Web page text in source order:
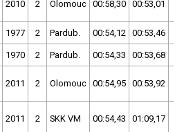
2010 2 Olomouc 00:58,30 00:53,01
1977 2 Pardub. 00:54,12 00:53,46
1970 2 Pardub. 00:54,33 00:53,68
2011 2 Olomouc 00:54,95 00:53,92
2011 2 SKK VM 00:54,43 01:09,17